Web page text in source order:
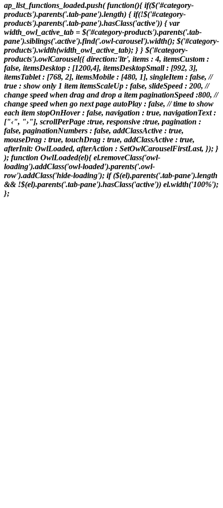
ap_list_functions_loaded.push( function(){ if($('#category-
products').parents('.tab-pane').length) { if(!$('#category-
products').parents('.tab-pane').hasClass('active')) { var
width_owl_active_tab = $('#category-products').parents('.tab-
pane').siblings('.active').find('.owl-carousel').width(); $('#category-
products').width(width_owl_active_tab); } } $('#category-
products').owlCarousel({ direction:'ltr', items : 4, itemsCustom :
false, itemsDesktop : [1200,4], itemsDesktopSmall : [992, 3],
itemsTablet : [768, 2], itemsMobile : [480, 1], singleItem : false, //
true : show only 1 item itemsScaleUp : false, slideSpeed : 200, //
change speed when drag and drop a item paginationSpeed :800, //
change speed when go next page autoPlay : false, // time to show
each item stopOnHover : false, navigation : true, navigationText :
["‹", "›"], scrollPerPage :true, responsive :true, pagination :
false, paginationNumbers : false, addClassActive : true,
mouseDrag : true, touchDrag : true, addClassActive : true,
afterInit: OwlLoaded, afterAction : SetOwlCarouselFirstLast, }); }
); function OwlLoaded(el){ el.removeClass('owl-
loading').addClass('owl-loaded').parents('.owl-
row').addClass('hide-loading'); if ($(el).parents('.tab-pane').length
&& !$(el).parents('.tab-pane').hasClass('active')) el.width('100%');
};